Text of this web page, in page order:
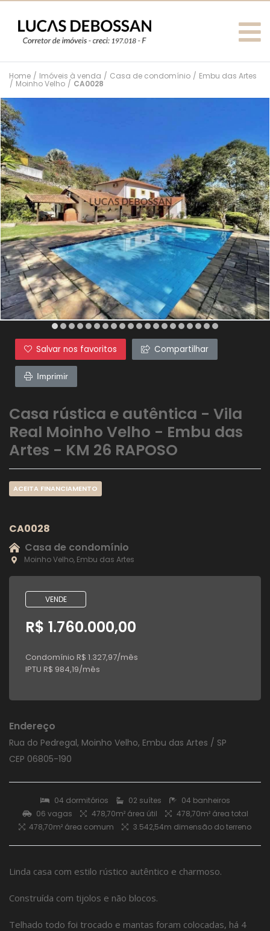
Home / Imóveis à venda / Casa de condomínio / Embu das Artes
/ Moinho Velho / CA0028
Salvar nos favoritos Compartilhar
Imprimir
Casa rústica e autêntica - Vila
Real Moinho Velho - Embu das
Artes - KM 26 RAPOSO
ACEITA FINANCIAMENTO
CA0028
Casa de condomínio
Moinho Velho, Embu das Artes
VENDE
R$ 1.760.000,00
Condomínio R$ 1.327,97/mês
IPTU R$ 984,19/mês
Endereço
Rua do Pedregal, Moinho Velho, Embu das Artes / SP
CEP 06805-190
04 dormitórios 02 suítes
04 banheiros
06 vagas
478,70m² área útil
478,70m² área total
478,70m² área comum
3.542,54m dimensão do terreno
Linda casa com estilo rústico autêntico e charmoso.
Construída com tijolos e não blocos.
Telhado todo foi trocado e mantas foram colocadas, há 4